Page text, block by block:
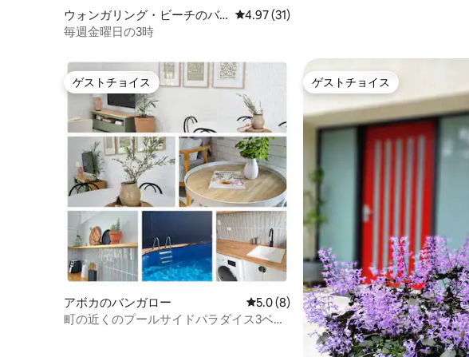
ウォンガリング・ビーチのバ
ンガロー
レビュー31件、5つ星中4.97つ星の平均評価
4.97 (31)
毎週金曜日の3時
ゲストチョイス
ゲストチョイス
アボカのバンガロー レビュー8件、5つ星中5.0つ星の平均評価
5.0 (8)
町の近くのプールサイドパラダイス3ベッ
ゲストチョイス
ゲストチョイス